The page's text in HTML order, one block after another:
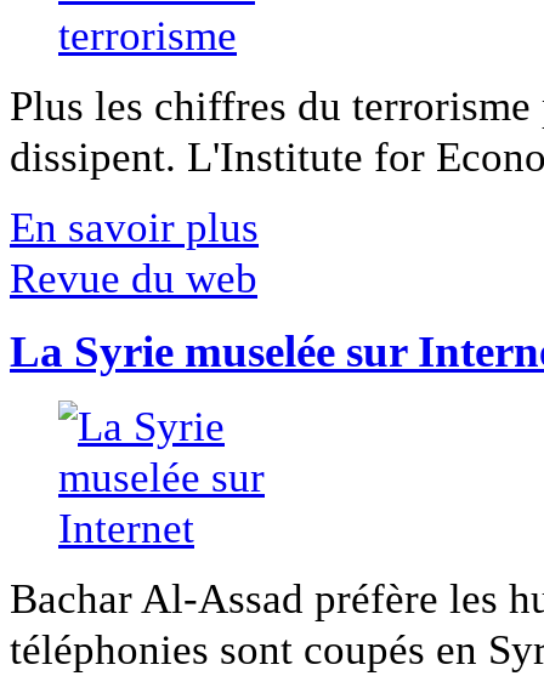
Plus les chiffres du
dissipent. L'Institute for
En savoir plus
Revue du web
La Syrie muselée sur
Bachar Al-Assad préfère les
téléphonies sont coupés en